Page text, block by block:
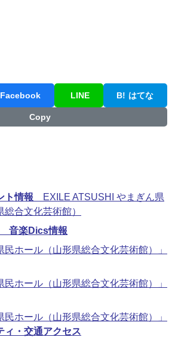
Facebook LINE B! はてな
Copy
ト情報 EXILE ATSUSHI やまぎん県
合文化芸術館）
音楽Dics情報
ホール（山形県総合文化芸術館）」
ホール（山形県総合文化芸術館）」
ホール（山形県総合文化芸術館）」
ィ・交通アクセス